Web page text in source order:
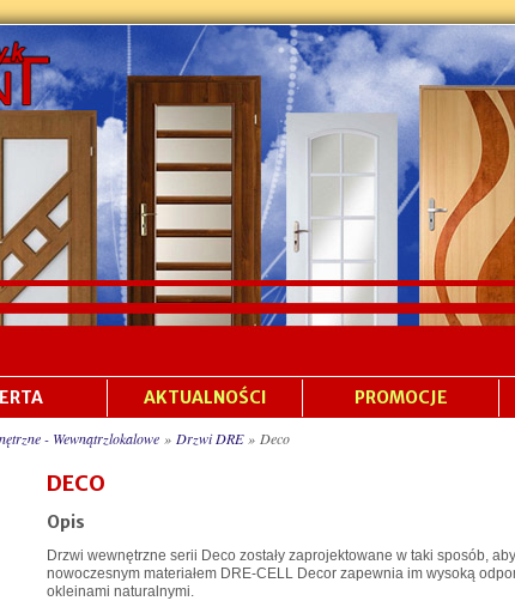
AKTUALNOŚCI PROMOCJE
- Wewnątrzlokalowe » Drzwi DRE » Deco
DECO
Opis
Drzwi wewnętrzne serii Deco zostały zaprojektowane w taki sposób,
nowoczesnym materiałem DRE-CELL Decor zapewnia im wysoką
okleinami naturalnymi.